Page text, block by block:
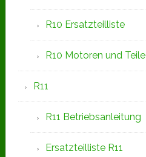
R10 Ersatzteilliste
R10 Motoren und Teile
R11
R11 Betriebsanleitung
Ersatzteilliste R11